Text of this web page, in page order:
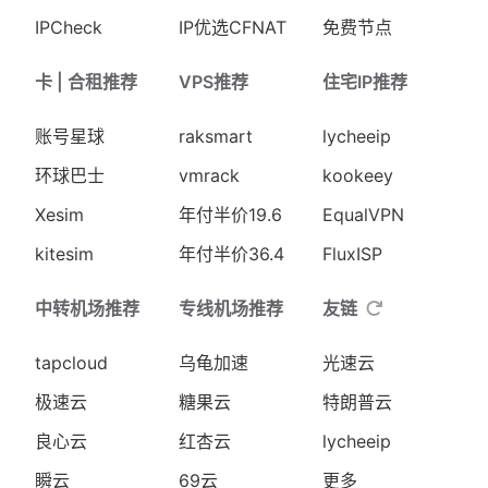
IPCheck IP优选CFNAT 免费节点
卡 | 合租推荐
账号星球
环球巴士
Xesim
kitesim
VPS推荐
raksmart
vmrack
年付半价19.6
年付半价36.4
住宅IP推荐
lycheeip
kookeey
EqualVPN
FluxISP
中转机场推荐
tapcloud
极速云
良心云
瞬云
专线机场推荐
乌龟加速
糖果云
红杏云
69云
友链
光速云
特朗普云
lycheeip
更多